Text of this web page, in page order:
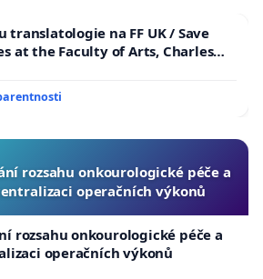
"devíti betonových nádob"
kroky
tohoto díla
veřejnou diskusio podobě
náměstí, která bude
kontext a přání občanů
k tradičnější formě kašny či
prvku, který na náměstí v
translatologie na FF UK / Save
at the Faculty of Arts, Charles
rozsahu onkourologické péče a
operačních výkonů
rozsahu onkourologické péče a
operačních výkonů